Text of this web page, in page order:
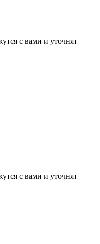
с вами и уточнят
с вами и уточнят